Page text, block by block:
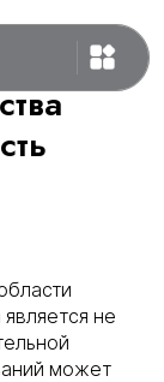
не
может